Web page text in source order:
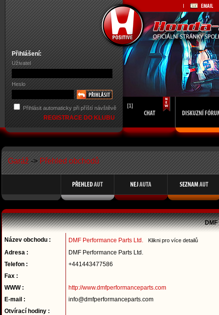
Přihlášení:
Uživatel
Heslo
Přihlásit automaticky při příští návštěvě
REGISTRACE DO KLUBU
[1]
Garáž -> Přehled obchodů
Název obchodu : DMF Performance Parts Ltd. Klikni pro více detailů
Adresa :
DMF Performance Parts Ltd.
Telefon :
+441443477586
Fax :
WWW :
http://www.dmfperformanceparts.com
E-mail :
info@dmfperformanceparts.com
Otvírací hodiny :